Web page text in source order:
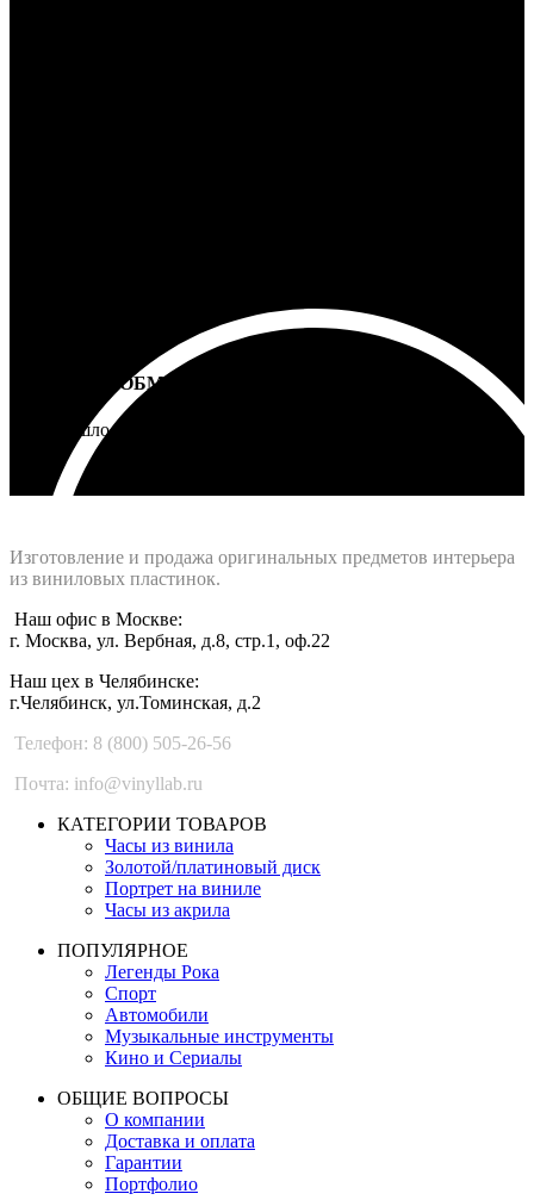
ВОЗВРАТ И ОБМЕН
Не подошло - вернем деньги
Изготовление и продажа оригинальных предметов интерьера
из виниловых пластинок.
Наш офис в Москве:
г. Москва, ул. Вербная, д.8, стр.1, оф.22
Наш цех в Челябинске:
г.Челябинск, ул.Томинская, д.2
Телефон: 8 (800) 505-26-56
Почта: info@vinyllab.ru
КАТЕГОРИИ ТОВАРОВ
Часы из винила
Золотой/платиновый диск
Портрет на виниле
Часы из акрила
ПОПУЛЯРНОЕ
Легенды Рока
Спорт
Автомобили
Музыкальные инструменты
Кино и Сериалы
ОБЩИЕ ВОПРОСЫ
О компании
Доставка и оплата
Гарантии
Портфолио